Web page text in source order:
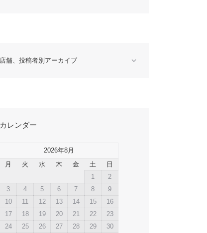
店舗、投稿者別アーカイブ
カレンダー
2026年8月
月
火 水 木 金 土
日
1
2
3
4 5 6 7 8
9
10
11 12 13 14 15
16
17
18 19 20 21 22
23
24
25 26 27 28 29
30